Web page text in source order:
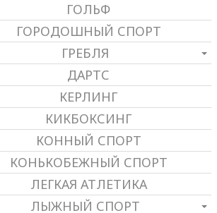
ГОЛЬФ
ГОРОДОШНЫЙ СПОРТ
ГРЕБЛЯ
ДАРТС
КЕРЛИНГ
КИКБОКСИНГ
КОННЫЙ СПОРТ
КОНЬКОБЕЖНЫЙ СПОРТ
ЛЕГКАЯ АТЛЕТИКА
ЛЫЖНЫЙ СПОРТ